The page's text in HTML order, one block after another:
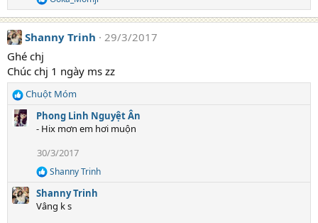
n
s
:
R
e
a
c
i
o
n
s
Shanny Trinh
29/3/2017
Ghé chj
Chúc chj 1 ngày ms zz
R
e
a
n
s
Chuột Móm
Phong Linh Nguyệt Ân
- Hix mơn em hơi muộn
30/3/2017
R
e
a
c
Shanny Trinh
Shanny Trinh
Vâng k s